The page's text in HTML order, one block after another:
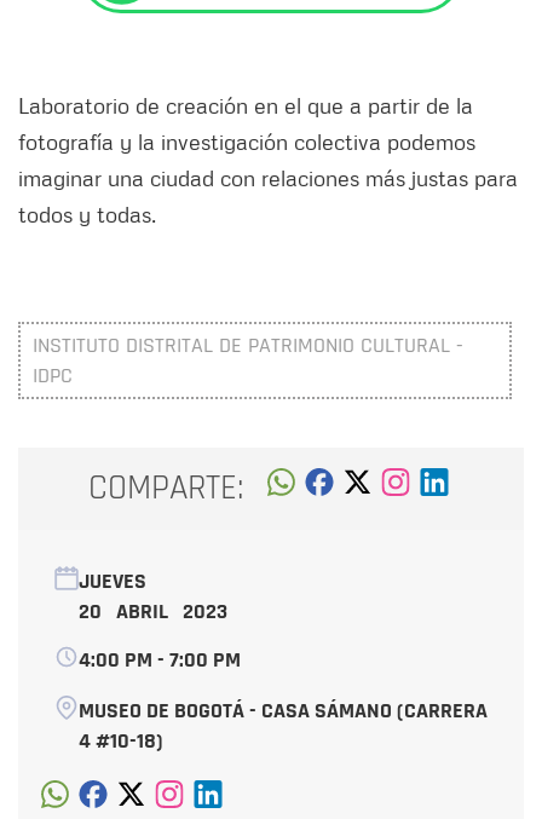
Laboratorio de creación en el que a partir de la
fotografía y la investigación colectiva podemos
imaginar una ciudad con relaciones más justas para
todos y todas.
INSTITUTO DISTRITAL DE PATRIMONIO CULTURAL -
IDPC
COMPARTE:
JUEVES
20 ABRIL 2023
4:00 PM - 7:00 PM
MUSEO DE BOGOTÁ - CASA SÁMANO (CARRERA
4 #10-18)